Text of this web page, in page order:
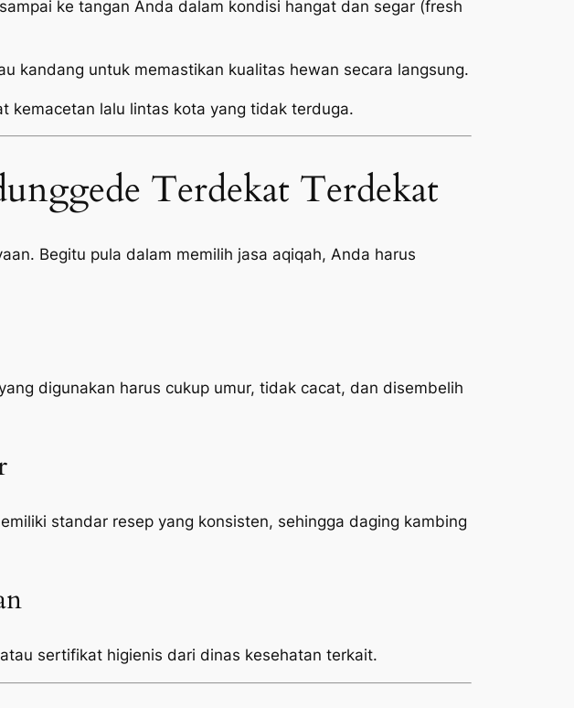
ke tangan Anda dalam kondisi hangat dan segar (fresh
kandang untuk memastikan kualitas hewan secara langsung.
kemacetan lalu lintas kota yang tidak terduga.
Terdekat Terdekat
Begitu pula dalam memilih jasa aqiqah, Anda harus
digunakan harus cukup umur, tidak cacat, dan disembelih
standar resep yang konsisten, sehingga daging kambing
sertifikat higienis dari dinas kesehatan terkait.